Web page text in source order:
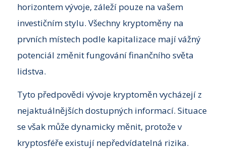
horizontem vývoje, záleží pouze na vašem
investičním stylu. Všechny kryptoměny na
prvních místech podle kapitalizace mají vážný
potenciál změnit fungování finančního světa
lidstva.
Tyto předpovědi vývoje kryptoměn vycházejí z
nejaktuálnějších dostupných informací. Situace
se však může dynamicky měnit, protože v
kryptosféře existují nepředvídatelná rizika.